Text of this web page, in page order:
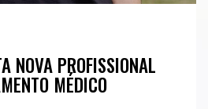
NOVA PROFISSIONAL
MÉDICO